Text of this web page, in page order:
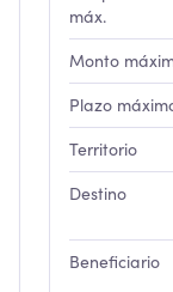
máx.
Monto
Plazo
Territorio
Destino
Beneficiario